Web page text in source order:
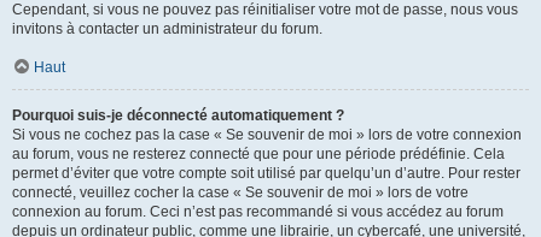
Cependant, si vous ne pouvez pas réinitialiser votre mot de passe, nous vous
invitons à contacter un administrateur du forum.
Haut
Pourquoi suis-je déconnecté automatiquement ?
Si vous ne cochez pas la case « Se souvenir de moi » lors de votre connexion
au forum, vous ne resterez connecté que pour une période prédéfinie. Cela
permet d’éviter que votre compte soit utilisé par quelqu’un d’autre. Pour rester
connecté, veuillez cocher la case « Se souvenir de moi » lors de votre
connexion au forum. Ceci n’est pas recommandé si vous accédez au forum
depuis un ordinateur public, comme une librairie, un cybercafé, une université,